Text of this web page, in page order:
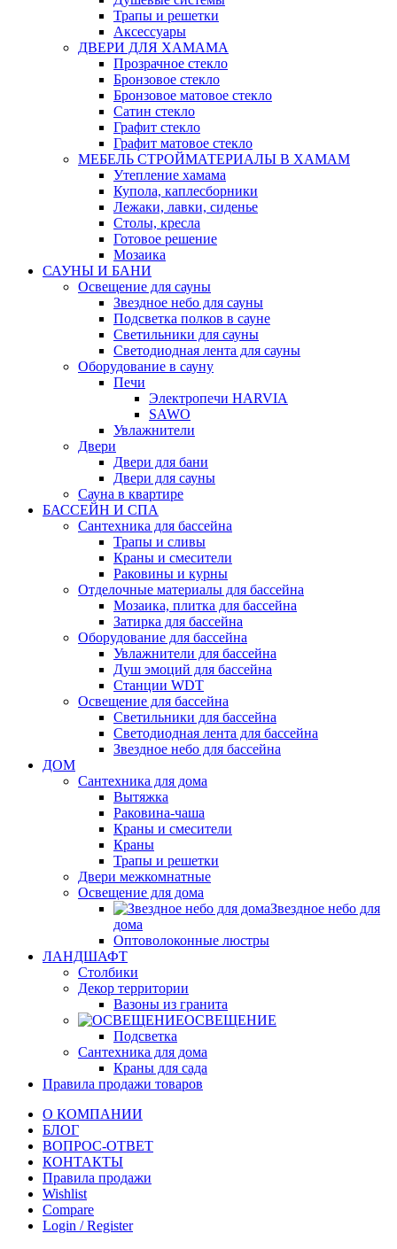
Трапы и решетки
Аксессуары
ДВЕРИ ДЛЯ ХАМАМА
Прозрачное стекло
Бронзовое стекло
Бронзовое матовое стекло
Сатин стекло
Графит стекло
Графит матовое стекло
МЕБЕЛЬ СТРОЙМАТЕРИАЛЫ В ХАМАМ
Утепление хамама
Купола, каплесборники
Лежаки, лавки, сиденье
Столы, кресла
Готовое решение
Мозаика
САУНЫ И БАНИ
Освещение для сауны
Звездное небо для сауны
Подсветка полков в сауне
Светильники для сауны
Светодиодная лента для сауны
Оборудование в сауну
Печи
Электропечи HARVIA
SAWO
Увлажнители
Двери
Двери для бани
Двери для сауны
Сауна в квартире
БАССЕЙН И СПА
Сантехника для бассейна
Трапы и сливы
Краны и смесители
Раковины и курны
Отделочные материалы для бассейна
Мозаика, плитка для бассейна
Затирка для бассейна
Оборудование для бассейна
Увлажнители для бассейна
Душ эмоций для бассейна
Станции WDT
Освещение для бассейна
Светильники для бассейна
Светодиодная лента для бассейна
Звездное небо для бассейна
ДОМ
Сантехника для дома
Вытяжка
Раковина-чаша
Краны и смесители
Краны
Трапы и решетки
Двери межкомнатные
Освещение для дома
Звездное небо для
дома
Оптоволоконные люстры
ЛАНДШАФТ
Столбики
Декор территории
Вазоны из гранита
ОСВЕЩЕНИЕ
Подсветка
Сантехника для дома
Краны для сада
Правила продажи товаров
О КОМПАНИИ
БЛОГ
ВОПРОС-ОТВЕТ
КОНТАКТЫ
Правила продажи
Wishlist
Compare
Login / Register